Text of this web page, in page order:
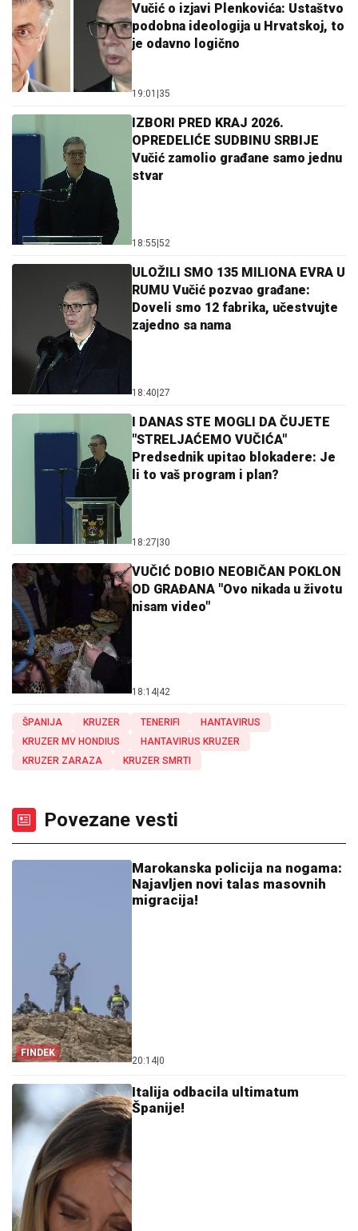
Vučić o izjavi Plenkovića: Ustaštvo
podobna ideologija u Hrvatskoj, to
je odavno logično
19:01 35
IZBORI PRED KRAJ 2026.
OPREDELIĆE SUDBINU SRBIJE
Vučić zamolio građane samo jednu
stvar
18:55 52
ULOŽILI SMO 135 MILIONA EVRA U
RUMU Vučić pozvao građane:
Doveli smo 12 fabrika, učestvujte
zajedno sa nama
18:40 27
I DANAS STE MOGLI DA ČUJETE
"STRELJAĆEMO VUČIĆA"
Predsednik upitao blokadere: Je
li to vaš program i plan?
18:27 30
VUČIĆ DOBIO NEOBIČAN POKLON
OD GRAĐANA "Ovo nikada u životu
nisam video"
18:14 42
ŠPANIJA KRUZER TENERIFI
HANTAVIRUS
KRUZER MV HONDIUS
HANTAVIRUS KRUZER
KRUZER ZARAZA
KRUZER SMRTI
Povezane vesti
FINDEK
Marokanska policija na nogama:
Najavljen novi talas masovnih
migracija!
20:14 0
Italija odbacila ultimatum
Španije!